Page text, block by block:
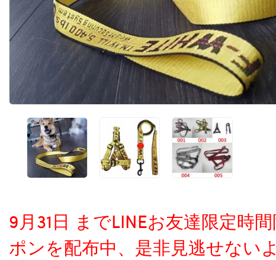
9月31日 までLINEお友達限定時
ポンを配布中、是非見逃せない